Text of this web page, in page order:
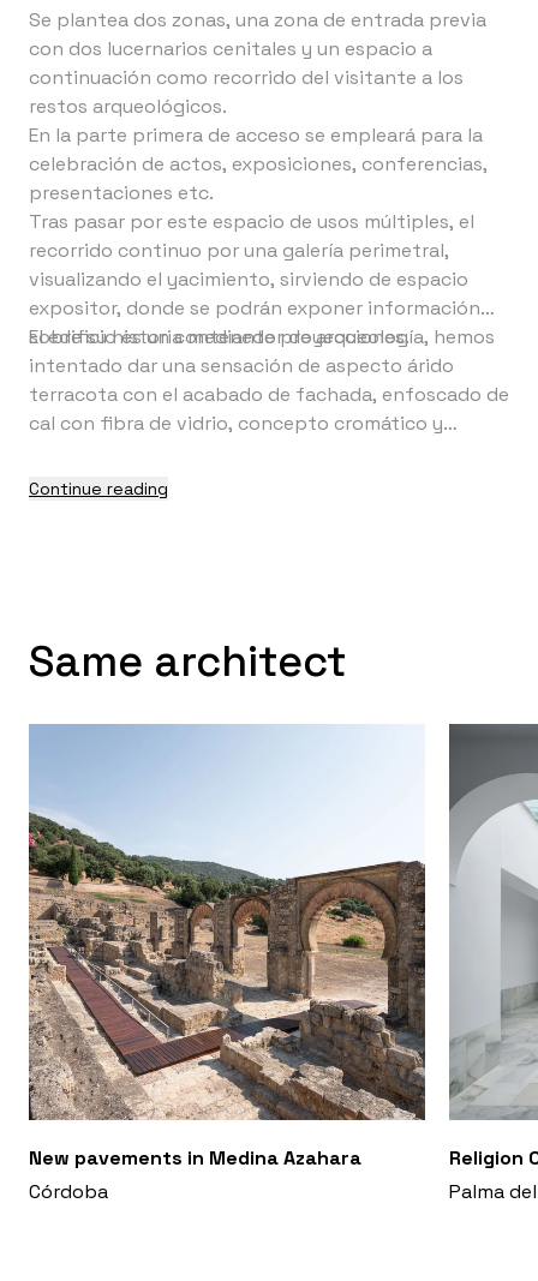
Se plantea dos zonas, una zona de entrada previa
con dos lucernarios cenitales y un espacio a
continuación como recorrido del visitante a los
restos arqueológicos.
En la parte primera de acceso se empleará para la
celebración de actos, exposiciones, conferencias,
presentaciones etc.
Tras pasar por este espacio de usos múltiples, el
recorrido continuo por una galería perimetral,
visualizando el yacimiento, sirviendo de espacio
expositor, donde se podrán exponer información
sobre su historia mediante proyecciones.
El edificio es un contenedor de arqueología, hemos
intentado dar una sensación de aspecto árido
terracota con el acabado de fachada, enfoscado de
cal con fibra de vidrio, concepto cromático y
diferenciándose de las naves industriales de la zona.
Continue reading
Same architect
New pavements in Medina Azahara
Córdoba
Religion
Palma